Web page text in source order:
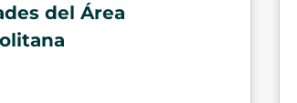
del Área